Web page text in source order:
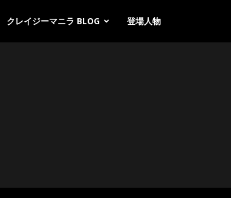
クレイジーマニラ BLOG 登場人物